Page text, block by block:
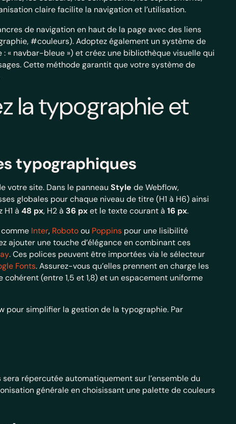
claire facilite la navigation et l’utilisation.
de navigation en haut de la page avec des liens
#couleurs). Adoptez également un système de
« navbar-bleue ») et créez une bibliothèque visuelle qui
Cette méthode garantit que votre système de
la typographie et
typographiques
votre site. Dans le panneau Style de Webflow,
globales pour chaque niveau de titre (H1 à H6) ainsi
à 48 px, H2 à 36 pxet le texte courant à 16 px.
Inter, Robotoou Poppins pour une lisibilité
ajouter une touche d’élégance en combinant ces
. Ces polices peuvent être importées via le sélecteur
Fonts. Assurez-vous qu’elles prennent en charge les
(entre 1,5 et 1,8) et un espacement uniforme
pour simplifier la gestion de la typographie. Par
répercutée automatiquement sur l’ensemble du
générale en choisissant une palette de couleurs